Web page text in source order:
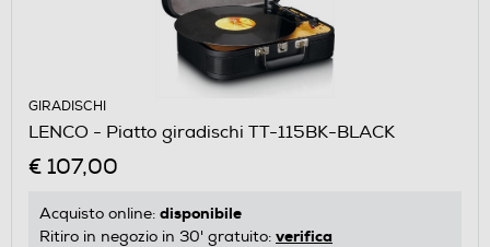
GIRADISCHI
LENCO - Piatto giradischi TT-115BK-BLACK
€ 107,00
Acquisto online: disponibile
Ritiro in negozio in 30' gratuito: verifica